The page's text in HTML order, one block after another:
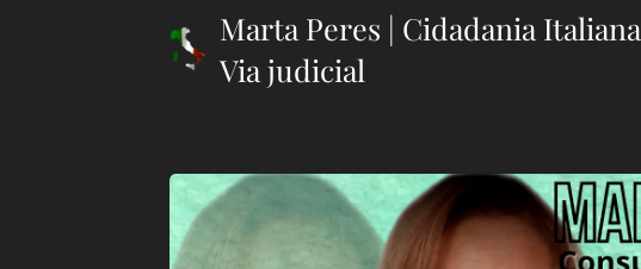
Marta Peres | Cidadania Italiana
Via judicial